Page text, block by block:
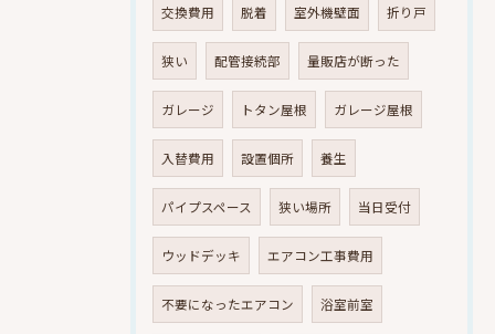
交換費用 脱着 室外機壁面 折り戸
狭い 配管接続部 量販店が断った
ガレージ トタン屋根 ガレージ屋根
入替費用 設置個所 養生
パイプスペース 狭い場所 当日受付
ウッドデッキ エアコン工事費用
不要になったエアコン 浴室前室